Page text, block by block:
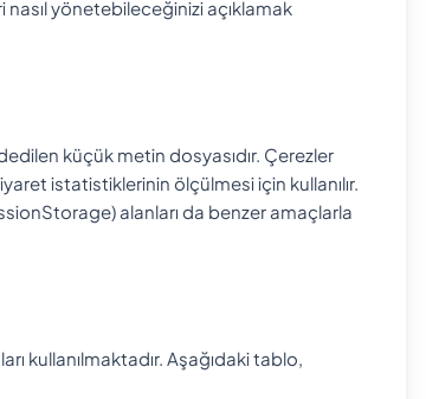
nasıl yönetebileceğinizi açıklamak
küçük metin dosyasıdır. Çerezler
istatistiklerinin ölçülmesi için kullanılır.
alanları da benzer amaçlarla
kullanılmaktadır. Aşağıdaki tablo,